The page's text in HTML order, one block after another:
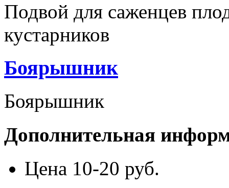
Подвой для саженцев
кустарников
Боярышник
Боярышник
Дополнительная
Цена 10-20 руб.